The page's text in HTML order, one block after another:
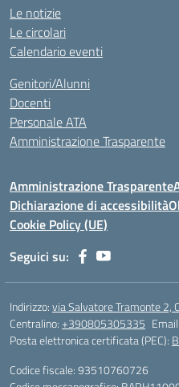
Le notizie
Le circolari
Calendario eventi
Genitori/Alunni
Docenti
Personale ATA
Amministrazione Trasparente
Amministrazione Trasparente
Dichiarazione di accessibilità
Cookie Policy (UE)
Seguici su:
Indirizzo:via Salvatore Tramonte 2,
Centralino:+390805305335 Email:
Posta elettronica certificata (PEC):
Codice fiscale: 93510760726